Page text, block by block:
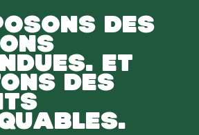
DES
ET
DES